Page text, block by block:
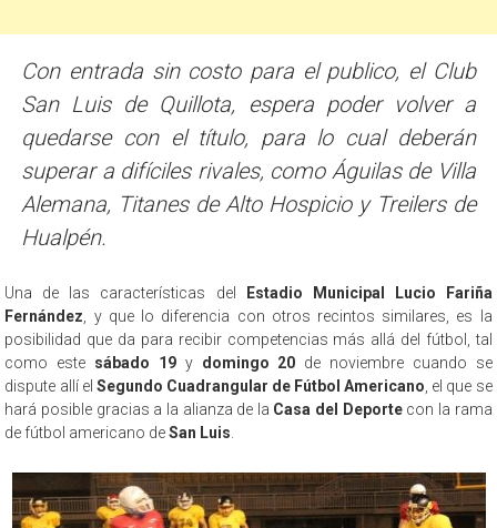
Con entrada sin costo para el publico, el Club
San Luis de Quillota, espera poder volver a
quedarse con el título, para lo cual deberán
superar a difíciles rivales, como Águilas de Villa
Alemana, Titanes de Alto Hospicio y Treilers de
Hualpén.
Una de las características del
Estadio Municipal Lucio Fariña
Fernández , y que lo diferencia con otros recintos similares, es la
posibilidad que da para recibir competencias más allá del fútbol, tal
como este sábado 19y domingo 20 de noviembre cuando se
dispute allí el Segundo Cuadrangular de Fútbol Americano , el que se
hará posible gracias a la alianza de la Casa del Deportecon la rama
de fútbol americano deSan Luis